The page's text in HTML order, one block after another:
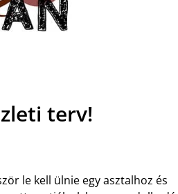
terv!
le kell ülnie egy asztalhoz és